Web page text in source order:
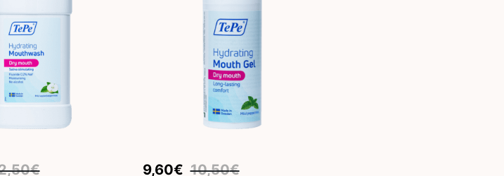
€ 10,50€
Original
9,60€
Current